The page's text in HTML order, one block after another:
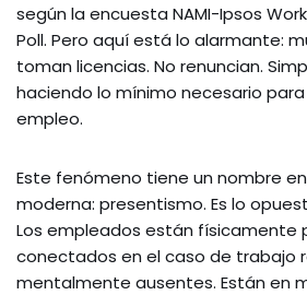
según la encuesta NAMI-Ipsos
Poll. Pero aquí está lo alarmante:
toman licencias. No renuncian.
haciendo lo mínimo necesario
empleo.
Este fenómeno tiene un nombre
moderna: presentismo. Es lo
Los empleados están físicamente
conectados en el caso de trabajo
mentalmente ausentes. Están en